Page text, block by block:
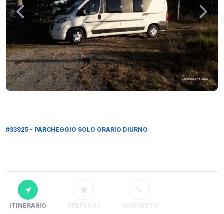
#33925 - PARCHEGGIO SOLO ORARIO DIURNO
ITINERARIO PREFERITI CONTATTO